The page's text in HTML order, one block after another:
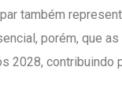
também
porém, que
2028, contribuindo